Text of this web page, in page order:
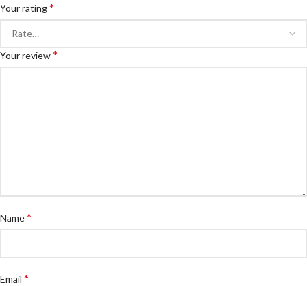
Your rating*
Your review*
Name*
Email *